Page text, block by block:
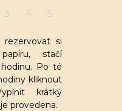
3 4 5
si
stačí
Po té
kliknout
krátký
provedena.